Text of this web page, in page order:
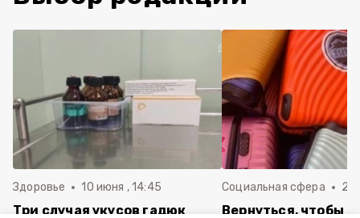
Здоровье 10 июня , 14:45
Три случая укусов гадюк
Социальная сфера 20
Вернуться, чтобы